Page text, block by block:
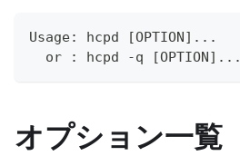
Usage: hcpd [OPTION]...
  or : hcpd -q [OPTION]...
オプション一覧